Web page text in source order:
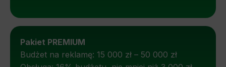
Pakiet PREMIUM
Budżet na reklamę: 15 000 zł – 50 000 zł